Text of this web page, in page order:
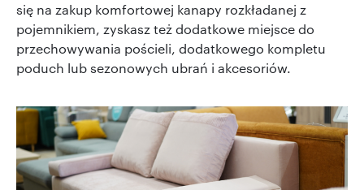
się na zakup komfortowej kanapy rozkładanej z
pojemnikiem, zyskasz też dodatkowe miejsce do
przechowywania pościeli, dodatkowego kompletu
poduch lub sezonowych ubrań i akcesoriów.